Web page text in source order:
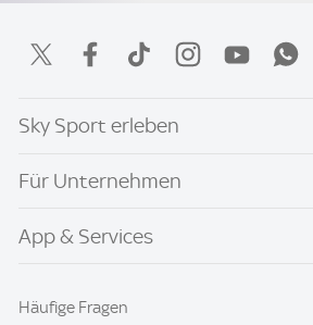
Sky Sport erleben
Für Unternehmen
App & Services
Häufige Fragen